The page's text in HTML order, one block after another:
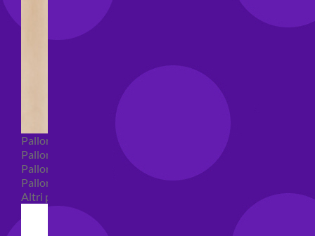
Palloncini Bubble
Palloncini numeri e lettere
Palloncini numeri e lettere piccoli
Palloncini numeri e lettere grandi
Altri palloncini numeri e lettere